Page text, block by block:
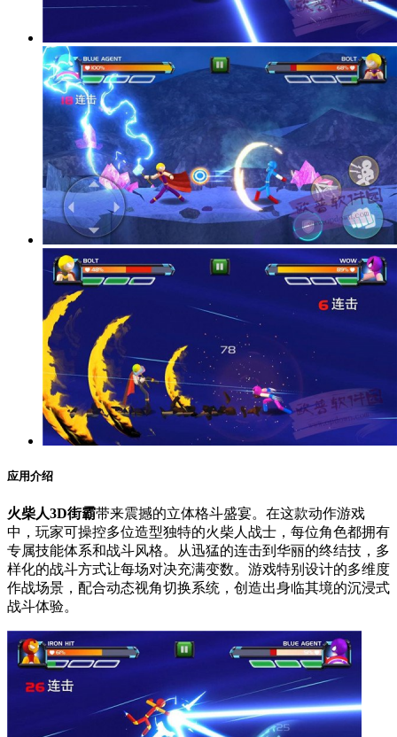
应用介绍
火柴人3D街霸带来震撼的立体格斗盛宴。在这款动作游戏
中，玩家可操控多位造型独特的火柴人战士，每位角色都拥有
专属技能体系和战斗风格。从迅猛的连击到华丽的终结技，多
样化的战斗方式让每场对决充满变数。游戏特别设计的多维度
作战场景，配合动态视角切换系统，创造出身临其境的沉浸式
战斗体验。